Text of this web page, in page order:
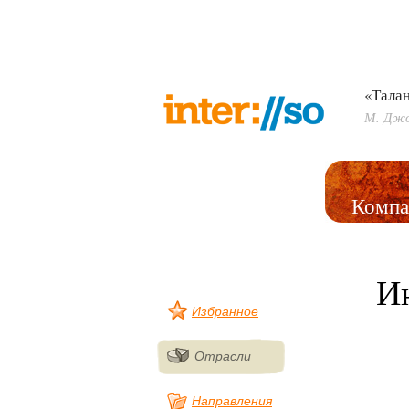
М.
Избранное
Отрасли
Направления